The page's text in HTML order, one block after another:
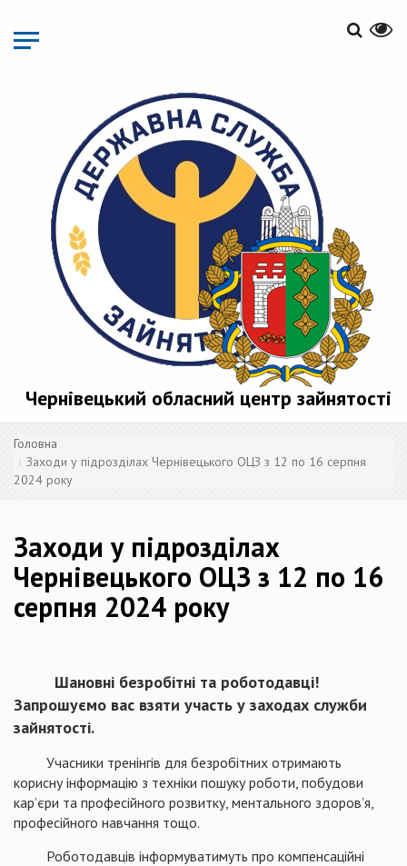
основного
матеріалу
Чернівецький обласний центр зайнятості
Головна
Заходи у підрозділах Чернівецького ОЦЗ з 12 по 16 серпня
2024 року
Заходи у підрозділах
Чернівецького ОЦЗ з 12 по 16
серпня 2024 року
Шановні безробітні та роботодавці!
Запрошуємо вас взяти участь у заходах служби
зайнятості.
Учасники тренінгів для безробітних отримають
корисну інформацію з техніки пошуку роботи, побудови
кар’єри та професійного розвитку, ментального здоров’я,
професійного навчання тощо.
Роботодавців інформуватимуть про компенсаційні